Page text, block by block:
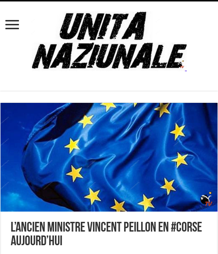
L’ancien ministre Vincent Peillon en #Corse
aujourd’hui